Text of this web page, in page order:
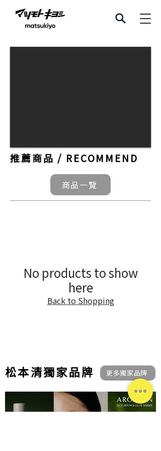
推薦商品 / RECOMMEND
商品一覽
No products to show
here
Back to Shopping
​松本清獨家品牌 更多獨家品牌